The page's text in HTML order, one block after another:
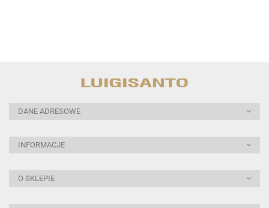
DANE ADRESOWE
INFORMACJE
O SKLEPIE